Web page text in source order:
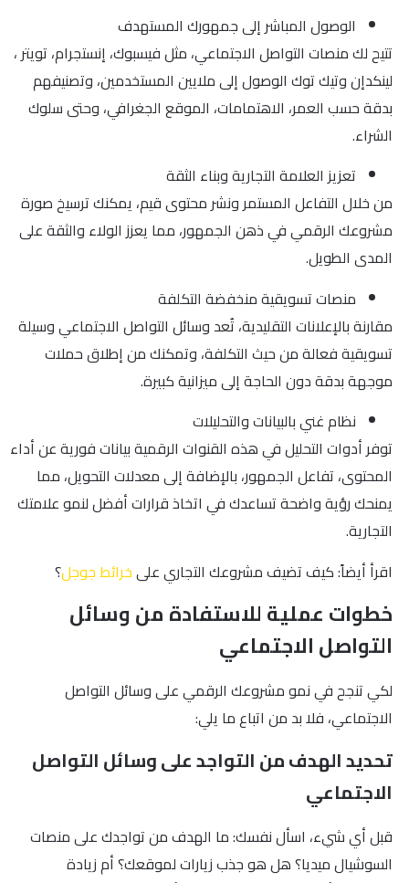
الوصول المباشر إلى جمهورك المستهدف
تتيح لك منصات التواصل الاجتماعي، مثل فيسبوك، إنستجرام، تويتر ،
لينكدإن وتيك توك الوصول إلى ملايين المستخدمين، وتصنيفهم
بدقة حسب العمر، الاهتمامات، الموقع الجغرافي، وحتى سلوك
الشراء.
تعزيز العلامة التجارية وبناء الثقة
من خلال التفاعل المستمر ونشر محتوى قيم، يمكنك ترسيخ صورة
مشروعك الرقمي في ذهن الجمهور، مما يعزز الولاء والثقة على
المدى الطويل.
منصات تسويقية منخفضة التكلفة
مقارنة بالإعلانات التقليدية، تُعد وسائل التواصل الاجتماعي وسيلة
تسويقية فعالة من حيث التكلفة، وتمكنك من إطلاق حملات
موجهة بدقة دون الحاجة إلى ميزانية كبيرة.
نظام غني بالبيانات والتحليلات
توفر أدوات التحليل في هذه القنوات الرقمية بيانات فورية عن أداء
المحتوى، تفاعل الجمهور، بالإضافة إلى معدلات التحويل، مما
يمنحك رؤية واضحة تساعدك في اتخاذ قرارات أفضل لنمو علامتك
التجارية.
اقرأ أيضاً: كيف تضيف مشروعك التجاري علىخرائط جوجل؟
خطوات عملية للاستفادة من وسائل
التواصل الاجتماعي
لكي تنجح في نمو مشروعك الرقمي على وسائل التواصل
الاجتماعي، فلا بد من اتباع ما يلي:
تحديد الهدف من التواجد على وسائل التواصل
الاجتماعي
قبل أي شيء، اسأل نفسك: ما الهدف من تواجدك على منصات
السوشيال ميديا؟ هل هو جذب زيارات لموقعك؟ أم زيادة